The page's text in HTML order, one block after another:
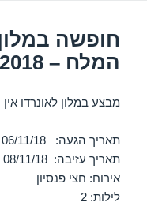
k
חופשה במלון
המלח – 06/11/2018
מבצע במלון לאונרדו
תאריך הגעה: 06/11/18
תאריך עזיבה: 08/11/18
אירוח: חצי פנסיון
לילות: 2